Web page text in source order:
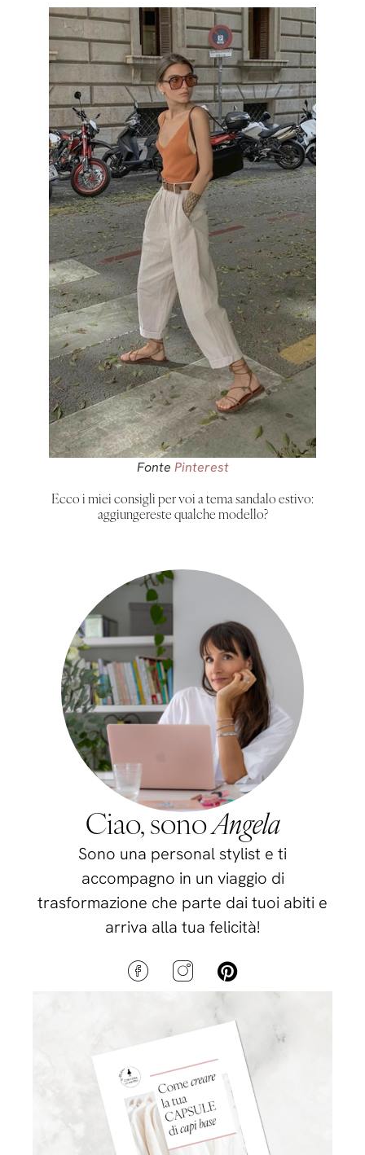
Ciao, sonoAngela
Sono una personal stylist e ti
accompagno in un viaggio di
trasformazione che parte dai tuoi abiti e
arriva alla tua felicità!
Fonte Pinterest
Ecco i miei consigli per voi a tema sandalo estivo:
aggiungereste qualche modello?